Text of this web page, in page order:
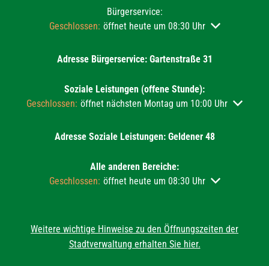
Bürgerservice:
Klicken, um weitere Öffnungs- oder Schließzeiten
Geschlossen: öffnet heute um 08:30 Uhr
Adresse Bürgerservice: Gartenstraße 31
Soziale Leistungen (offene Stunde):
Klicken, um weitere Öffnungs- oder Schließzeiten
Geschlossen: öffnet nächsten Montag um 10:00 Uhr
Adresse Soziale Leistungen: Geldener 48
Alle anderen Bereiche:
Klicken, um weitere Öffnungs- oder Schließzeiten
Geschlossen: öffnet heute um 08:30 Uhr
Weitere wichtige Hinweise zu den Öffnungszeiten der
Stadtverwaltung erhalten Sie hier.